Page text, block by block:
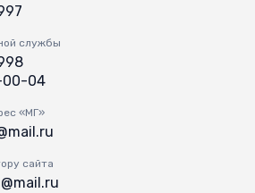
службы
00-04
«МГ»
сайта